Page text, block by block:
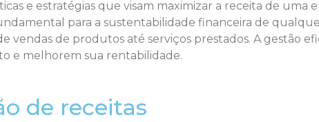
e estratégias que visam maximizar a receita de uma
para a sustentabilidade financeira de
vendas de produtos até serviços prestados. A gestão
e melhorem sua rentabilidade.
de receitas